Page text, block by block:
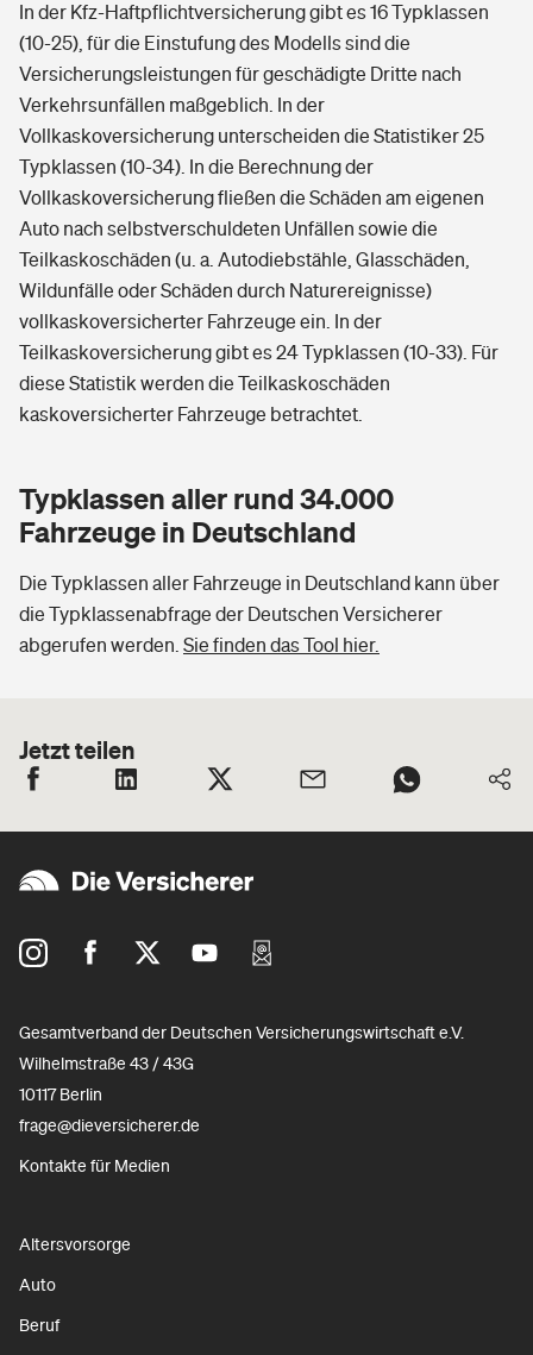
In der Kfz-Haftpflichtversicherung gibt es 16 Typklassen
(10-25), für die Einstufung des Modells sind die
Versicherungsleistungen für geschädigte Dritte nach
Verkehrsunfällen maßgeblich. In der
Vollkaskoversicherung unterscheiden die Statistiker 25
Typklassen (10-34). In die Berechnung der
Vollkaskoversicherung fließen die Schäden am eigenen
Auto nach selbstverschuldeten Unfällen sowie die
Teilkaskoschäden (u. a. Autodiebstähle, Glasschäden,
Wildunfälle oder Schäden durch Naturereignisse)
vollkaskoversicherter Fahrzeuge ein. In der
Teilkaskoversicherung gibt es 24 Typklassen (10-33). Für
diese Statistik werden die Teilkaskoschäden
kaskoversicherter Fahrzeuge betrachtet.
Typklassen aller rund 34.000
Fahrzeuge in Deutschland
Die Typklassen aller Fahrzeuge in Deutschland kann über
die Typklassenabfrage der Deutschen Versicherer
abgerufen werden. Sie finden das Tool hier.
Jetzt teilen
Gesamtverband der Deutschen Versicherungswirtschaft e.V.
Wilhelmstraße 43 / 43G
10117 Berlin
frage@dieversicherer.de
Kontakte für Medien
Altersvorsorge
Auto
Beruf